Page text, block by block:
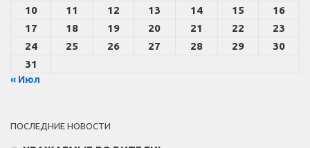
10
11 12 13 14 15
16
17
18 19 20 21 22
23
24
25 26 27 28 29
30
31
« Июл
ПОСЛЕДНИЕ НОВОСТИ